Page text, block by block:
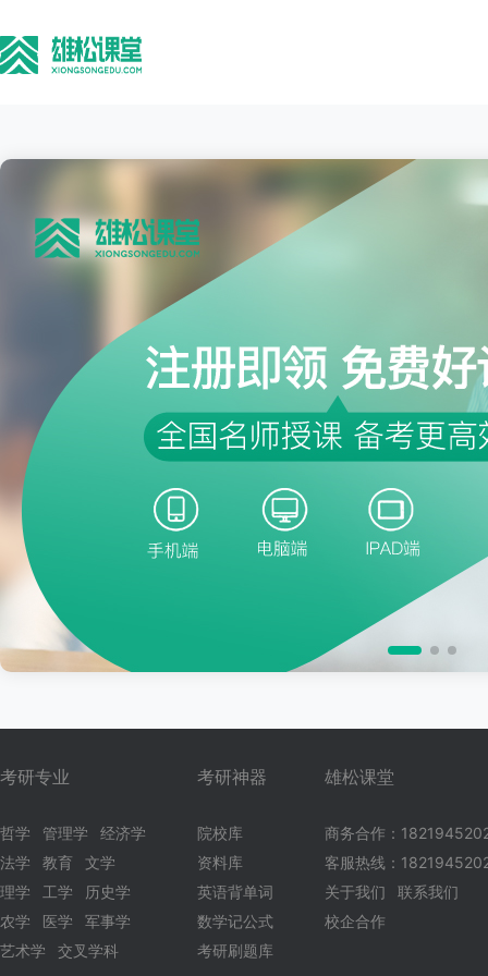
考研专业
哲学 管理学
经济学
法学
教育
文学
理学
工学
历史学
农学
医学
军事学
艺术学
交叉学科
考研神器
院校库
资料库
英语背单词
数学记公式
考研刷题库
雄松课堂
商务合作：
客服热线：
关于我们
联系我们
校企合作